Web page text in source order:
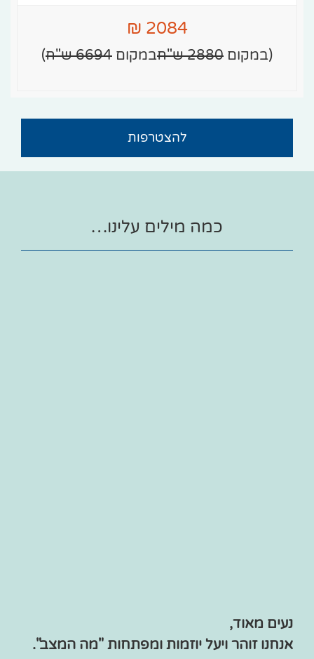
2084 ₪
(במקום 2880 ש"ח במקום 6694 ש"ח )
להצטרפות
כמה מילים עלינו…
נעים מאוד,
אנחנו זוהר ויעל יוזמות ומפתחות "מה המצב".